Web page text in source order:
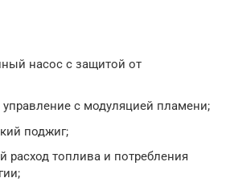
насос с защитой от
управление с модуляцией пламени;
поджиг;
расход топлива и потребления